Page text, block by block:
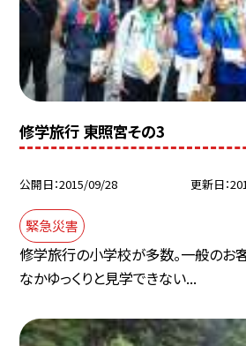
修学旅行 東照宮その3
公開日 2015/09/28 更新日
緊急災害
修学旅行の小学校が多数。一般のお
なかゆっくりと見学できない...